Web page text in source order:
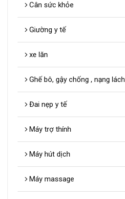
Cân sức khỏe
Giường y tế
xe lăn
Ghế bô, gậy chống , nạng lách
Đai nẹp y tế
Máy trợ thính
Máy hút dịch
Máy massage